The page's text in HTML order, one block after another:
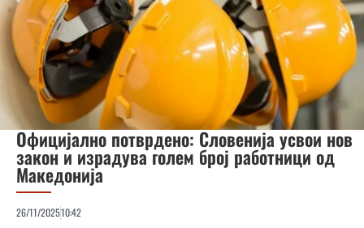
Официјално потврдено: Словенија усвои нов
закон и израдува голем број работници од
Македонија
26/11/202510:42